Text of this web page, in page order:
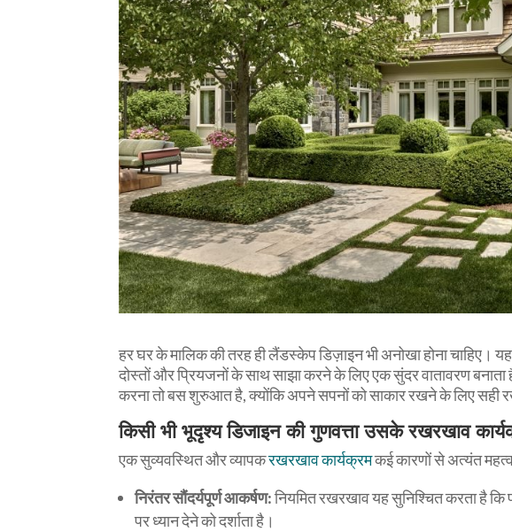
हर घर के मालिक की तरह ही लैंडस्केप डिज़ाइन भी अनोखा होना चाहिए।
दोस्तों और प्रियजनों के साथ साझा करने के लिए एक सुंदर वातावरण
करना तो बस शुरुआत है, क्योंकि अपने सपनों को साकार रखने के लिए सही
किसी भी भूदृश्य डिजाइन की गुणवत्ता उसके रखरखाव
एक सुव्यवस्थित और व्यापकरखरखाव कार्यक्रमकई कारणों से अत्यंत
निरंतर सौंदर्यपूर्ण आकर्षण:नियमित रखरखाव यह सुनिश्चित करता है कि
पर ध्यान देने को दर्शाता है।